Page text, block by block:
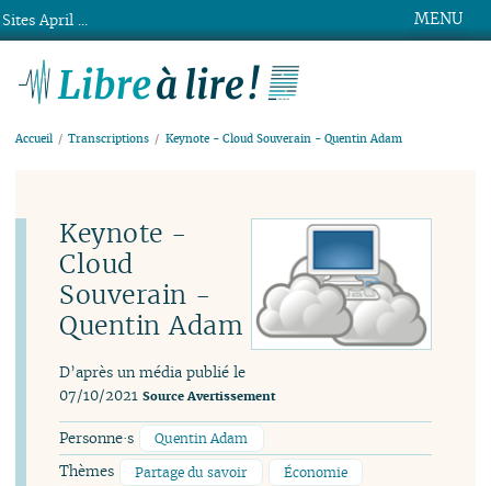
MENU
Accueil Transcriptions Keynote - Cloud Souverain - Quentin Adam
Keynote -
Cloud
Souverain -
Quentin Adam
D’après un média publié le
07/10/2021 Source Avertissement
Personne·s Quentin Adam
Thèmes Partage du savoir
Économie
Sites April ...